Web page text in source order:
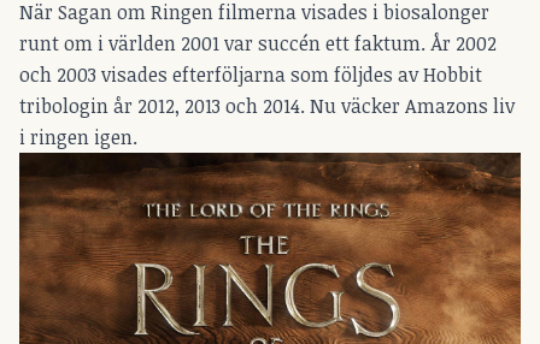
När Sagan om Ringen filmerna visades i biosalonger
runt om i världen 2001 var succén ett faktum. År 2002
och 2003 visades efterföljarna som följdes av Hobbit
tribologin år 2012, 2013 och 2014. Nu väcker Amazons liv
i ringen igen.